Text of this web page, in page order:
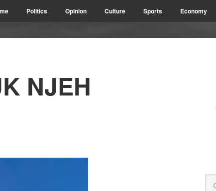
Politics Opinion Culture Sports Economy
NJEH